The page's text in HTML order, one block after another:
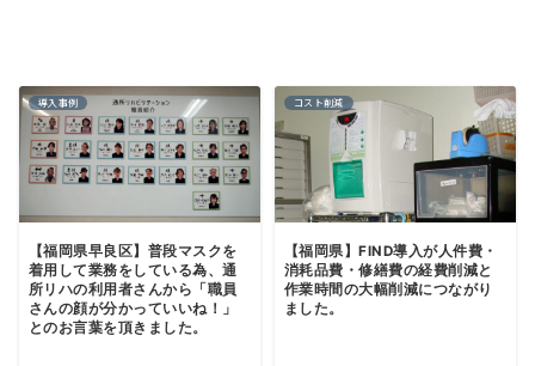
導入事例
【福岡県早良区】普段マスクを
着用して業務をしている為、通
所リハの利用者さんから「職員
さんの顔が分かっていいね！」
とのお言葉を頂きました。
コスト削減
【福岡県】FIND導入が人件費・
消耗品費・修繕費の経費削減と
作業時間の大幅削減につながり
ました。